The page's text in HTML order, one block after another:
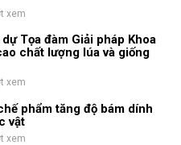
xem
Tọa đàm Giải pháp Khoa
chất lượng lúa và giống
xem
phẩm tăng độ bám dính
vật
xem